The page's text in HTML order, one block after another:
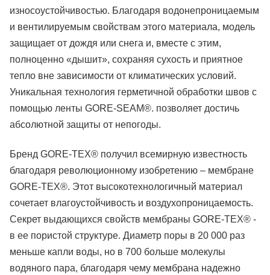
износоустойчивостью. Благодаря водонепроницаемым
и вентилируемым свойствам этого материала, модель
защищает от дождя или снега и, вместе с этим,
полноценно «дышит», сохраняя сухость и приятное
тепло вне зависимости от климатических условий.
Уникальная технология герметичной обработки швов c
помощью ленты GORE-SEAM®. позволяет достичь
абсолютной защиты от непогоды.
Бренд GORE-TEX® получил всемирную известность
благодаря революционному изобретению – мембране
GORE-TEX®. Этот высокотехнологичный материал
сочетает влагоустойчивость и воздухопроницаемость.
Секрет выдающихся свойств мембраны GORE-TEX® -
в ее пористой структуре. Диаметр поры в 20 000 раз
меньше капли воды, но в 700 больше молекулы
водяного пара, благодаря чему мембрана надежно